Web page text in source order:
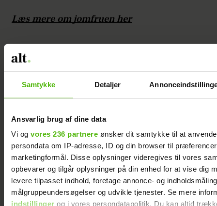
Samtykke Detaljer
Ansvarlig brug af dine data
Vi og vores 236 partnere ønsker dit samtykke til at
persondata om IP-adresse, ID og din browser til
marketingformål. Disse oplysninger videregives til vores
opbevarer og tilgår oplysninger på din enhed for at vise dig
levere tilpasset indhold, foretage annonce- og
målgruppeundersøgelser og udvikle tjenester. Se mere
indstillinger og i vores persondatapolitik. Du kan altid
Læs mere om jomfruen her
Foto: Getty Images